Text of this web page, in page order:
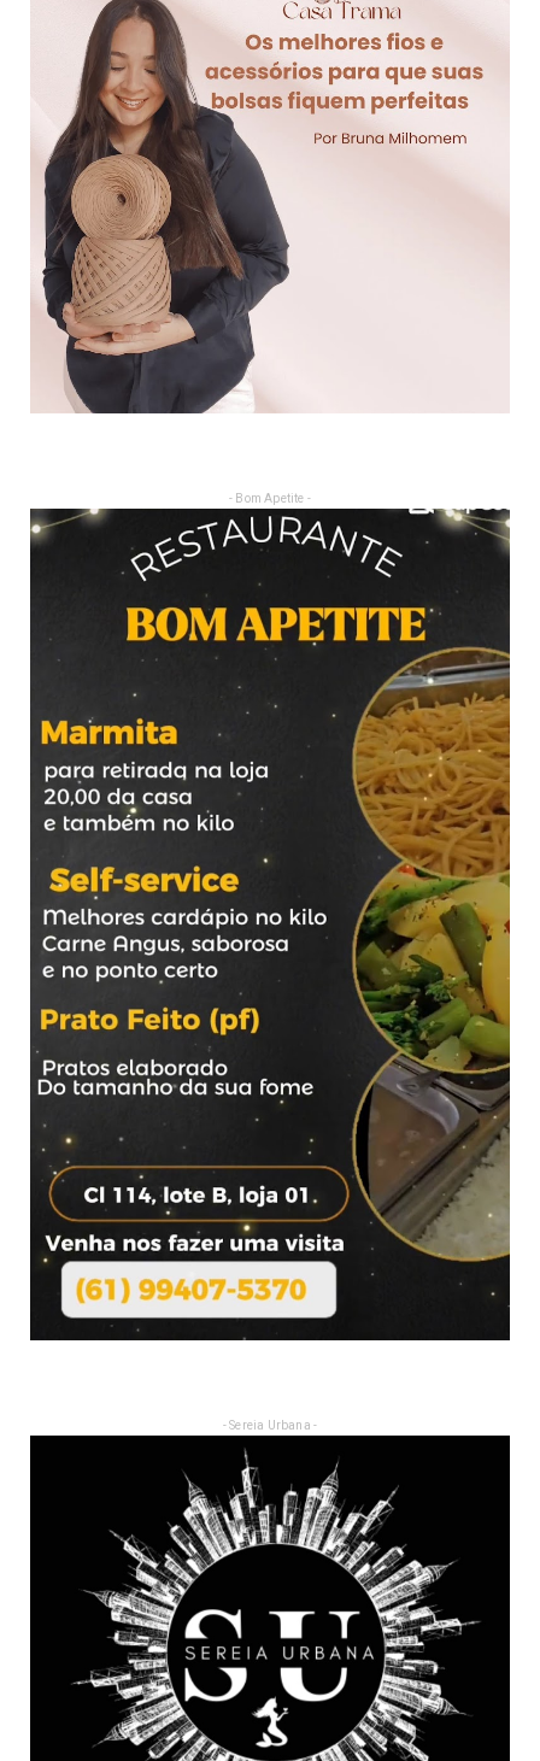
- Bom Apetite -
- Sereia Urbana -